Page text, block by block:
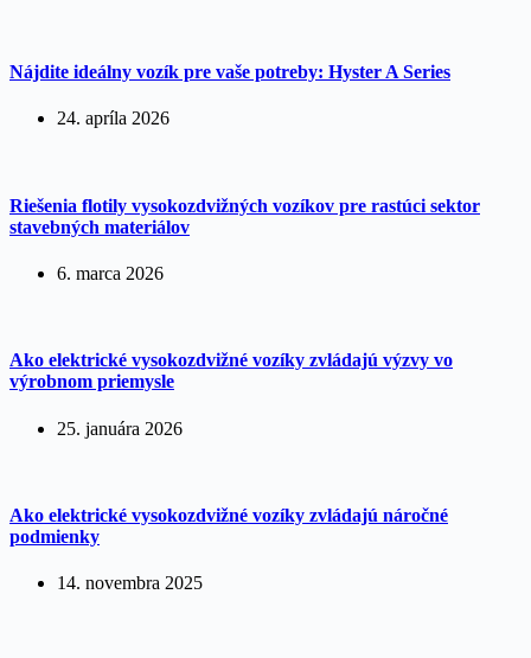
Nájdite ideálny vozík pre vaše potreby: Hyster A Series
24. apríla 2026
Riešenia flotily vysokozdvižných vozíkov pre rastúci sektor
stavebných materiálov
6. marca 2026
Ako elektrické vysokozdvižné vozíky zvládajú výzvy vo
výrobnom priemysle
25. januára 2026
Ako elektrické vysokozdvižné vozíky zvládajú náročné
podmienky
14. novembra 2025